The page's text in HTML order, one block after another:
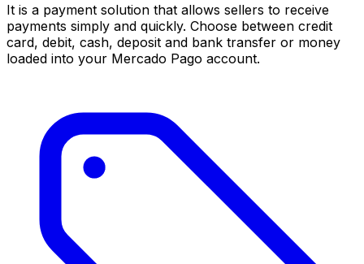
It is a payment solution that allows sellers to receive
payments simply and quickly. Choose between credit
card, debit, cash, deposit and bank transfer or money
loaded into your Mercado Pago account.